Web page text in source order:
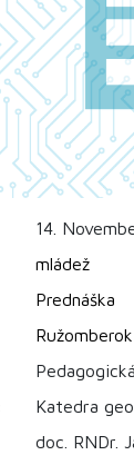
14.
mládež
Prednáška
Ružomberok
Katedra
doc. RNDr.